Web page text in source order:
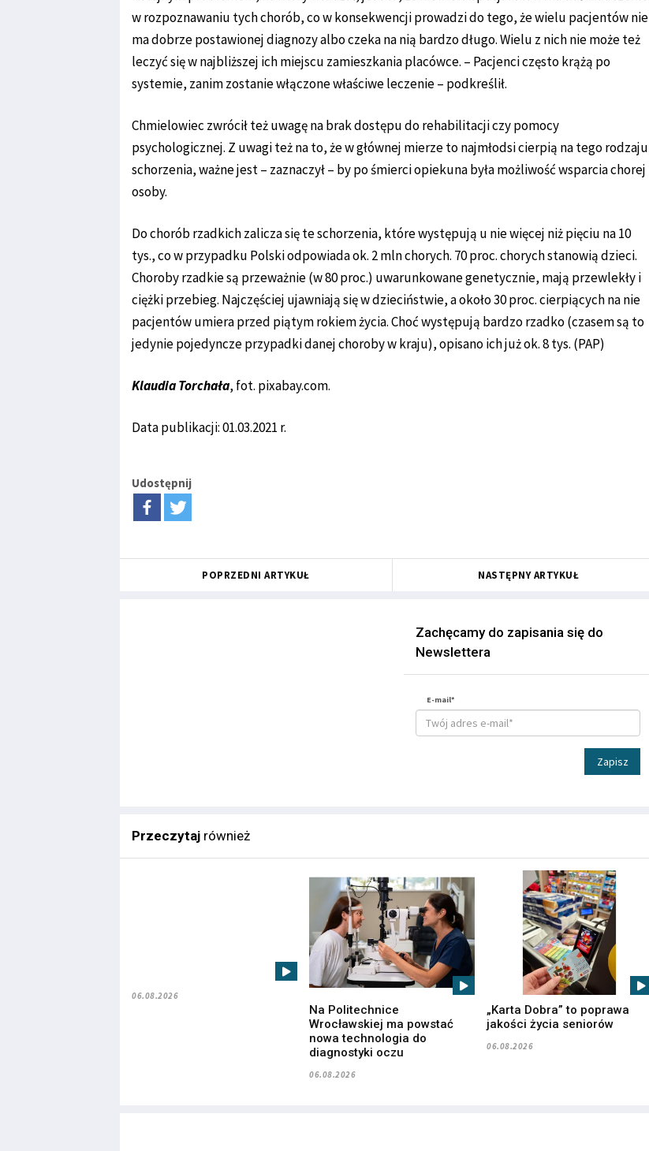
w rozpoznawaniu tych chorób, co w konsekwencji prowadzi do tego, że wielu pacjentów nie
ma dobrze postawionej diagnozy albo czeka na nią bardzo długo. Wielu z nich nie może też
leczyć się w najbliższej ich miejscu zamieszkania placówce. – Pacjenci często krążą po
systemie, zanim zostanie włączone właściwe leczenie – podkreślił.
Chmielowiec zwrócił też uwagę na brak dostępu do rehabilitacji czy pomocy
psychologicznej. Z uwagi też na to, że w głównej mierze to najmłodsi cierpią na tego rodzaju
schorzenia, ważne jest – zaznaczył – by po śmierci opiekuna była możliwość wsparcia chorej
osoby.
Do chorób rzadkich zalicza się te schorzenia, które występują u nie więcej niż pięciu na 10
tys., co w przypadku Polski odpowiada ok. 2 mln chorych. 70 proc. chorych stanowią dzieci.
Choroby rzadkie są przeważnie (w 80 proc.) uwarunkowane genetycznie, mają przewlekły i
ciężki przebieg. Najczęściej ujawniają się w dzieciństwie, a około 30 proc. cierpiących na nie
pacjentów umiera przed piątym rokiem życia. Choć występują bardzo rzadko (czasem są to
jedynie pojedyncze przypadki danej choroby w kraju), opisano ich już ok. 8 tys. (PAP)
Klaudia Torchała, fot. pixabay.com.
Data publikacji: 01.03.2021 r.
Udostępnij
POPRZEDNI ARTYKUŁ NASTĘPNY ARTYKUŁ
Zachęcamy do zapisania się do
Newslettera
E-mail*
Zapisz
Przeczytaj również
06.08.2026
Na Politechnice
Wrocławskiej ma powstać
nowa technologia do
diagnostyki oczu
06.08.2026
„Karta Dobra” to poprawa
jakości życia seniorów
06.08.2026